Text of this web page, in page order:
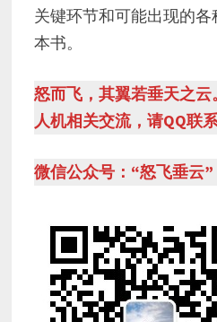
关键环节和可能出现的
本书。
怒而飞，其翼若垂天之
人机相关交流，请QQ联
微信公众号：“怒飞垂云